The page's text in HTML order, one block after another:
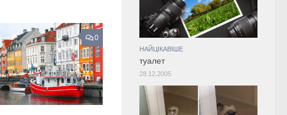
0
НАЙЦІКАВІШЕ
туалет
28.12.2005